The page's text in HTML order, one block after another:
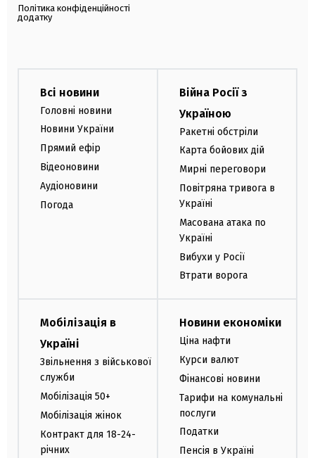
Політика конфіденційності
додатку
Всі новини
Головні новини
Новини України
Прямий ефір
Відеоновини
Аудіоновини
Погода
Війна Росії з
Україною
Ракетні обстріли
Карта бойових дій
Мирні переговори
Повітряна тривога в
Україні
Масована атака по
Україні
Вибухи у Росії
Втрати ворога
Мобілізація в
Україні
Звільнення з військової
служби
Мобілізація 50+
Мобілізація жінок
Контракт для 18-24-
річних
Новини економіки
Ціна нафти
Курси валют
Фінансові новини
Тарифи на комунальні
послуги
Податки
Пенсія в Україні